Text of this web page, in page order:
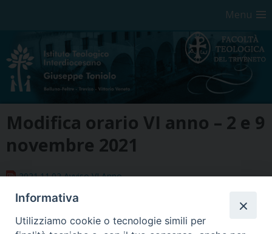
Menu
content
Modifica orario VI anno – 2 e 9
novembre 2021
2021.11.02 Avviso VI Anno
Informativa
Utilizziamo cookie o tecnologie simili per